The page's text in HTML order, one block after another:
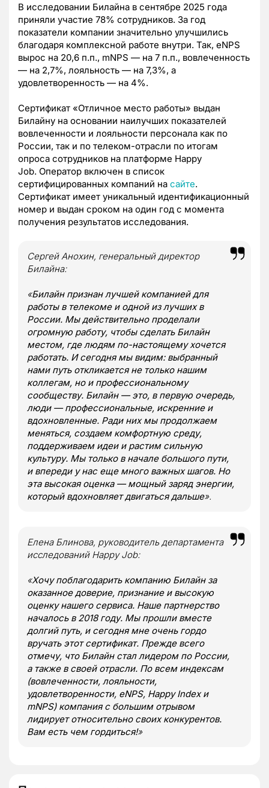
В исследовании Билайна в сентябре 2025 года
приняли участие 78% сотрудников. За год
показатели компании значительно улучшились
благодаря комплексной работе внутри. Так, eNPS
вырос на 20,6 п.п., mNPS — на 7 п.п., вовлеченность
— на 2,7%, лояльность — на 7,3%, а
удовлетворенность — на 4%.
Сертификат «Отличное место работы» выдан
Билайну на основании наилучших показателей
вовлеченности и лояльности персонала как по
России, так и по телеком-отрасли по итогам
опроса сотрудников на платформе Happy
Job. Оператор включен в список
сертифицированных компаний на сайте.
Сертификат имеет уникальный идентификационный
номер и выдан сроком на один год с момента
получения результатов исследования.
Сергей Анохин, генеральный директор
Билайна:
«Билайн признан лучшей компанией для
работы в телекоме и одной из лучших в
России. Мы действительно проделали
огромную работу, чтобы сделать Билайн
местом, где людям по-настоящему хочется
работать. И сегодня мы видим: выбранный
нами путь откликается не только нашим
коллегам, но и профессиональному
сообществу. Билайн — это, в первую очередь,
люди — профессиональные, искренние и
вдохновленные. Ради них мы продолжаем
меняться, создаем комфортную среду,
поддерживаем идеи и растим сильную
культуру. Мы только в начале большого пути,
и впереди у нас еще много важных шагов. Но
эта высокая оценка — мощный заряд энергии,
который вдохновляет двигаться дальше».
Елена Блинова, руководитель департамента
исследований Happy Job:
«Хочу поблагодарить компанию Билайн за
оказанное доверие, признание и высокую
оценку нашего сервиса. Наше партнерство
началось в 2018 году. Мы прошли вместе
долгий путь, и сегодня мне очень гордо
вручать этот сертификат. Прежде всего
отмечу, что Билайн стал лидером по России,
а также в своей отрасли. По всем индексам
(вовлеченности, лояльности,
удовлетворенности, eNPS, Happy Index и
mNPS) компания с большим отрывом
лидирует относительно своих конкурентов.
Вам есть чем гордиться!»